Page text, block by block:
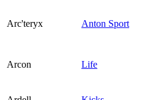
Arc'teryx Anton Sport
Arcon Life